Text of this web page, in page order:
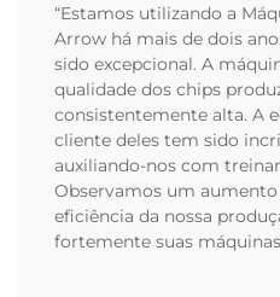
“Estamos utilizando a
Arrow há mais de dois
sido excepcional. A
qualidade dos chips
consistentemente alta. A
cliente deles tem sido
auxiliando-nos com
Observamos um
eficiência da nossa
fortemente suas